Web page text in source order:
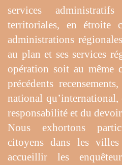
services
territoriales, en étroite
administrations
au plan et ses services
opération soit au même
précédents
national
responsabilité et du
Nous exhortons
citoyens dans les
accueillir les